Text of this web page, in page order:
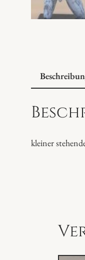
kleiner